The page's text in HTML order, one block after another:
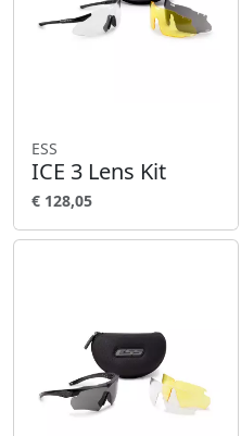
ESS
ICE 3 Lens Kit
€ 128,05